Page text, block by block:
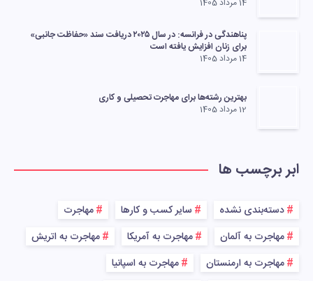
پناهندگی در فرانسه: در سال ۲۰۲۵ دریافت سند «حفاظت جانبی»
برای زنان افزایش یافته است
14 مرداد 1405
بهترین رشته‌ها برای مهاجرت تحصیلی و کاری
12 مرداد 1405
ابر برچسب ها
دسته‌بندی نشده سایر کسب و کارها
مهاجرت
مهاجرت به آلمان
مهاجرت به آمریکا
مهاجرت به اتریش
مهاجرت به ارمنستان
مهاجرت به اسپانیا